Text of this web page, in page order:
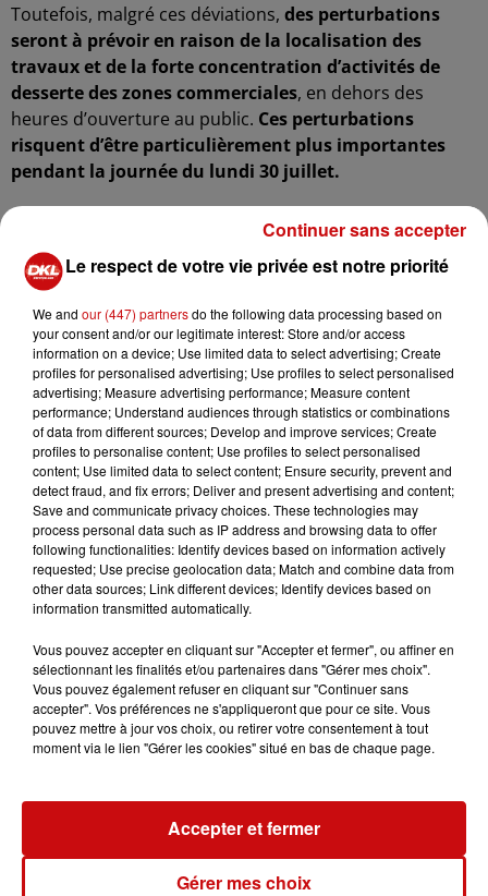
Toutefois, malgré ces déviations, des perturbations
seront à prévoir en raison de la localisation des
travaux et de la forte concentration d’activités de
desserte des zones commerciales, en dehors des
heures d’ouverture au public. Ces perturbations
risquent d’être particulièrement plus importantes
pendant la journée du lundi 30 juillet.
Le respect de votre vie privée est notre priorité
We and our (447) partnersdo the following data processing based on
your consent and/or our legitimate interest: Store and/or access
information on a device; Use limited data to select advertising; Create
profiles for personalised advertising; Use profiles to select personalised
advertising; Measure advertising performance; Measure content
performance; Understand audiences through statistics or combinations
of data from different sources; Develop and improve services; Create
profiles to personalise content; Use profiles to select personalised
content; Use limited data to select content; Ensure security, prevent and
detect fraud, and fix errors; Deliver and present advertising and content;
Save and communicate privacy choices. These technologies may
process personal data such as IP address and browsing data to offer
following functionalities: Identify devices based on information actively
requested; Use precise geolocation data; Match and combine data from
other data sources; Link different devices; Identify devices based on
information transmitted automatically.
Vous pouvez accepter en cliquant sur "Accepter et fermer", ou affiner en
sélectionnant les finalités et/ou partenaires dans "Gérer mes choix".
Vous pouvez également refuser en cliquant sur "Continuer sans
accepter". Vos préférences ne s'appliqueront que pour ce site. Vous
pouvez mettre à jour vos choix, ou retirer votre consentement à tout
moment via le lien "Gérer les cookies" situé en bas de chaque page.
Gérer mes choix
Accepter et fermer
Continuer sans accepter